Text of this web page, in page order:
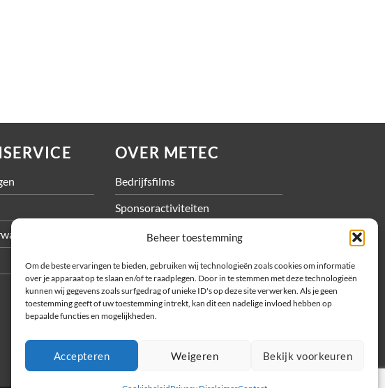
Beheer toestemming
Om de beste ervaringen te bieden, gebruiken wij technologieën zoals cookies om informatie
over je apparaat op te slaan en/of te raadplegen. Door in te stemmen met deze technologieën
kunnen wij gegevens zoals surfgedrag of unieke ID's op deze site verwerken. Als je geen
toestemming geeft of uw toestemming intrekt, kan dit een nadelige invloed hebben op
bepaalde functies en mogelijkheden.
Accepteren Weigeren Bekijk voorkeuren
OVER METEC
Bedrijfsfilms
Sponsoractiviteiten
Vacatures